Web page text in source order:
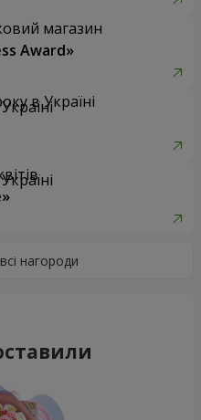
магазин
Award»
в Україні